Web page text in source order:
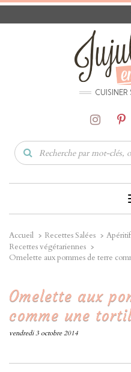
CUISINER
Accueil Recettes Salées
Recettes végétariennes
Omelette aux pommes de terre
Omelette aux
comme une
vendredi 3 octobre 2014